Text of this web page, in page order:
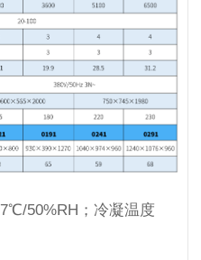
50%RH；冷凝温度